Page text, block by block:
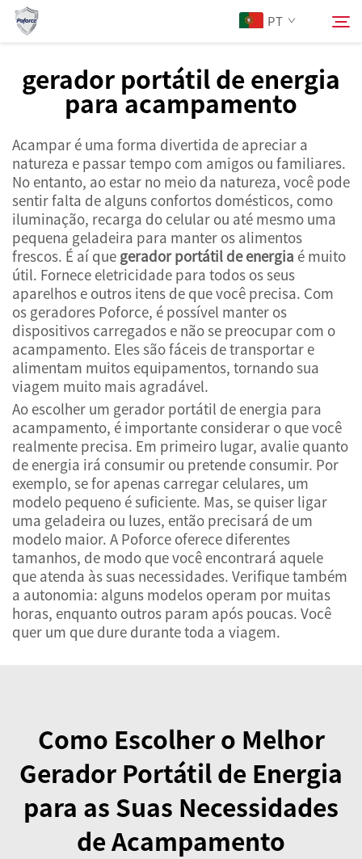
PT
Sobre Nós
Produtos
Serviços
Notícias
Contacte-nos
gerador portátil de energia
para acampamento
Acampar é uma forma divertida de apreciar a
natureza e passar tempo com amigos ou familiares.
No entanto, ao estar no meio da natureza, você pode
sentir falta de alguns confortos domésticos, como
iluminação, recarga do celular ou até mesmo uma
pequena geladeira para manter os alimentos
frescos. É aí que gerador portátil de energia é muito
útil. Fornece eletricidade para todos os seus
aparelhos e outros itens de que você precisa. Com
os geradores Poforce, é possível manter os
dispositivos carregados e não se preocupar com o
acampamento. Eles são fáceis de transportar e
alimentam muitos equipamentos, tornando sua
viagem muito mais agradável.
Ao escolher um gerador portátil de energia para
acampamento, é importante considerar o que você
realmente precisa. Em primeiro lugar, avalie quanto
de energia irá consumir ou pretende consumir. Por
exemplo, se for apenas carregar celulares, um
modelo pequeno é suficiente. Mas, se quiser ligar
uma geladeira ou luzes, então precisará de um
modelo maior. A Poforce oferece diferentes
tamanhos, de modo que você encontrará aquele
que atenda às suas necessidades. Verifique também
a autonomia: alguns modelos operam por muitas
horas, enquanto outros param após poucas. Você
quer um que dure durante toda a viagem.
Como Escolher o Melhor
Gerador Portátil de Energia
para as Suas Necessidades
de Acampamento